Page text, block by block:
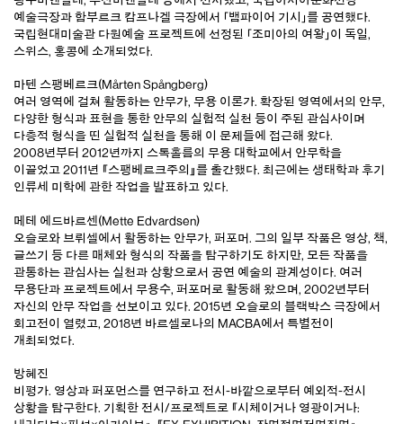
예술극장과 함부르크 캄프나겔 극장에서 「뱀파이어 기시」를 공연했다.
국립현대미술관 다원예술 프로젝트에 선정된 「조미아의 여왕」이 독일,
스위스, 홍콩에 소개되었다.
마텐 스팽베르크(Mårten Spångberg)
여러 영역에 걸쳐 활동하는 안무가, 무용 이론가. 확장된 영역에서의 안무,
다양한 형식과 표현을 통한 안무의 실험적 실천 등이 주된 관심사이며
다층적 형식을 띤 실험적 실천을 통해 이 문제들에 접근해 왔다.
2008년부터 2012년까지 스톡홀름의 무용 대학교에서 안무학을
이끌었고 2011년 『스팽베르크주의』를 출간했다. 최근에는 생태학과 후기
인류세 미학에 관한 작업을 발표하고 있다.
메테 에드바르센(Mette Edvardsen)
오슬로와 브뤼셀에서 활동하는 안무가, 퍼포머. 그의 일부 작품은 영상, 책,
글쓰기 등 다른 매체와 형식의 작품을 탐구하기도 하지만, 모든 작품을
관통하는 관심사는 실천과 상황으로서 공연 예술의 관계성이다. 여러
무용단과 프로젝트에서 무용수, 퍼포머로 활동해 왔으며, 2002년부터
자신의 안무 작업을 선보이고 있다. 2015년 오슬로의 블랙박스 극장에서
회고전이 열렸고, 2018년 바르셀로나의 MACBA에서 특별전이
개최되었다.
방혜진
비평가. 영상과 퍼포먼스를 연구하고 전시-바깥으로부터 예외적-전시
상황을 탐구한다. 기획한 전시/프로젝트로 『시체이거나 영광이거나: